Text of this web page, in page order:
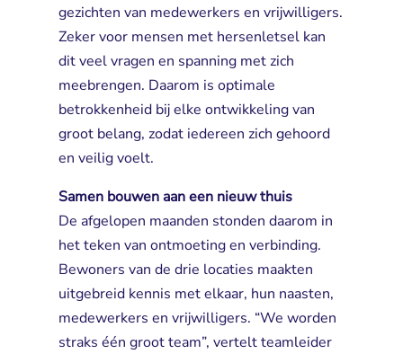
gezichten van medewerkers en vrijwilligers.
Zeker voor mensen met hersenletsel kan
dit veel vragen en spanning met zich
meebrengen. Daarom is optimale
betrokkenheid bij elke ontwikkeling van
groot belang, zodat iedereen zich gehoord
en veilig voelt.
Samen bouwen aan een nieuw thuis
De afgelopen maanden stonden daarom in
het teken van ontmoeting en verbinding.
Bewoners van de drie locaties maakten
uitgebreid kennis met elkaar, hun naasten,
medewerkers en vrijwilligers. “We worden
straks één groot team”, vertelt teamleider